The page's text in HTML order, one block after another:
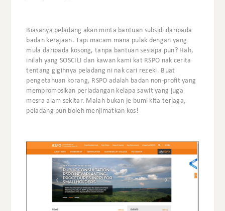
Biasanya peladang akan minta bantuan subsidi daripada
badan kerajaan. Tapi macam mana pulak dengan yang
mula daripada kosong, tanpa bantuan sesiapa pun? Hah,
inilah yang SOSCILI dan kawan kami kat RSPO nak cerita
tentang gigihnya peladang ni nak cari rezeki. Buat
pengetahuan korang, RSPO adalah badan non-profit yang
mempromosikan perladangan kelapa sawit yang juga
mesra alam sekitar. Malah bukan je bumi kita terjaga,
peladang pun boleh menjimatkan kos!